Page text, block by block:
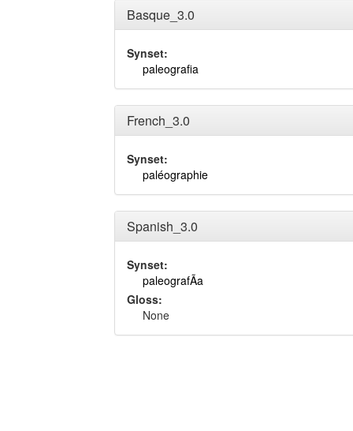
Basque_3.0
Synset:
paleografia
French_3.0
Synset:
paléographie
Spanish_3.0
Synset:
paleografÃ­a
Gloss:
None